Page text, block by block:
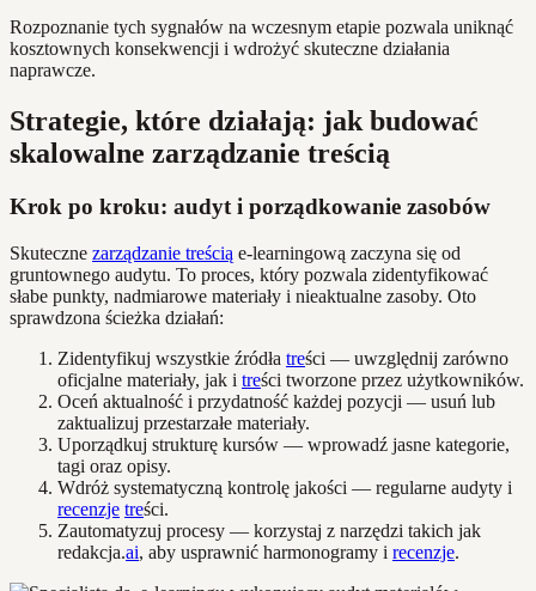
Rozpoznanie tych sygnałów na wczesnym etapie pozwala uniknąć
kosztownych konsekwencji i wdrożyć skuteczne działania
naprawcze.
Strategie, które działają: jak budować
skalowalne zarządzanie treścią
Krok po kroku: audyt i porządkowanie zasobów
Skuteczne zarządzanie treścią e-learningową zaczyna się od
gruntownego audytu. To proces, który pozwala zidentyfikować
słabe punkty, nadmiarowe materiały i nieaktualne zasoby. Oto
sprawdzona ścieżka działań:
Zidentyfikuj wszystkie źródła treści — uwzględnij zarówno
oficjalne materiały, jak i treści tworzone przez użytkowników.
Oceń aktualność i przydatność każdej pozycji — usuń lub
zaktualizuj przestarzałe materiały.
Uporządkuj strukturę kursów — wprowadź jasne kategorie,
tagi oraz opisy.
Wdróż systematyczną kontrolę jakości — regularne audyty i
recenzje treści.
Zautomatyzuj procesy — korzystaj z narzędzi takich jak
redakcja.ai, aby usprawnić harmonogramy i recenzje.